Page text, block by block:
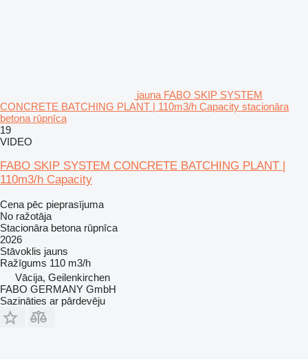
jauna FABO SKIP SYSTEM
CONCRETE BATCHING PLANT | 110m3/h Capacity stacionāra
betona rūpnīca
19
VIDEO
FABO SKIP SYSTEM CONCRETE BATCHING PLANT |
110m3/h Capacity
Cena pēc pieprasījuma
No ražotāja
Stacionāra betona rūpnīca
2026
Stāvoklis jauns
Ražīgums 110 m3/h
Vācija, Geilenkirchen
FABO GERMANY GmbH
Sazināties ar pārdevēju